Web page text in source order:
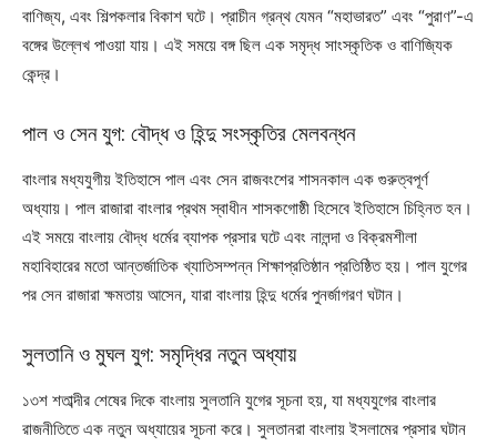
বাণিজ্য, এবং শিল্পকলার বিকাশ ঘটে। প্রাচীন গ্রন্থ যেমন “মহাভারত” এবং “পুরাণ”-এ
বঙ্গের উল্লেখ পাওয়া যায়। এই সময়ে বঙ্গ ছিল এক সমৃদ্ধ সাংস্কৃতিক ও বাণিজ্যিক
কেন্দ্র।
পাল ও সেন যুগ: বৌদ্ধ ও হিন্দু সংস্কৃতির মেলবন্ধন
বাংলার মধ্যযুগীয় ইতিহাসে পাল এবং সেন রাজবংশের শাসনকাল এক গুরুত্বপূর্ণ
অধ্যায়। পাল রাজারা বাংলার প্রথম স্বাধীন শাসকগোষ্ঠী হিসেবে ইতিহাসে চিহ্নিত হন।
এই সময়ে বাংলায় বৌদ্ধ ধর্মের ব্যাপক প্রসার ঘটে এবং নালন্দা ও বিক্রমশীলা
মহাবিহারের মতো আন্তর্জাতিক খ্যাতিসম্পন্ন শিক্ষাপ্রতিষ্ঠান প্রতিষ্ঠিত হয়। পাল যুগের
পর সেন রাজারা ক্ষমতায় আসেন, যারা বাংলায় হিন্দু ধর্মের পুনর্জাগরণ ঘটান।
সুলতানি ও মুঘল যুগ: সমৃদ্ধির নতুন অধ্যায়
১৩শ শতাব্দীর শেষের দিকে বাংলায় সুলতানি যুগের সূচনা হয়, যা মধ্যযুগের বাংলার
রাজনীতিতে এক নতুন অধ্যায়ের সূচনা করে। সুলতানরা বাংলায় ইসলামের প্রসার ঘটান